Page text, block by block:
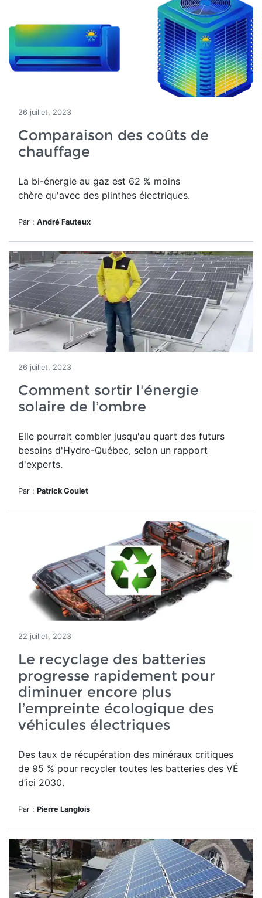
26 juillet, 2023
Comparaison des coûts de
chauffage
La bi-énergie au gaz est 62 % moins
chère qu'avec des plinthes électriques.
Par : André Fauteux
26 juillet, 2023
Comment sortir l'énergie
solaire de l’ombre
Elle pourrait combler jusqu'au quart des futurs
besoins d'Hydro-Québec, selon un rapport
d'experts.
Par : Patrick Goulet
22 juillet, 2023
Le recyclage des batteries
progresse rapidement pour
diminuer encore plus
l’empreinte écologique des
véhicules électriques
Des taux de récupération des minéraux critiques
de 95 % pour recycler toutes les batteries des VÉ
d’ici 2030.
Par : Pierre Langlois